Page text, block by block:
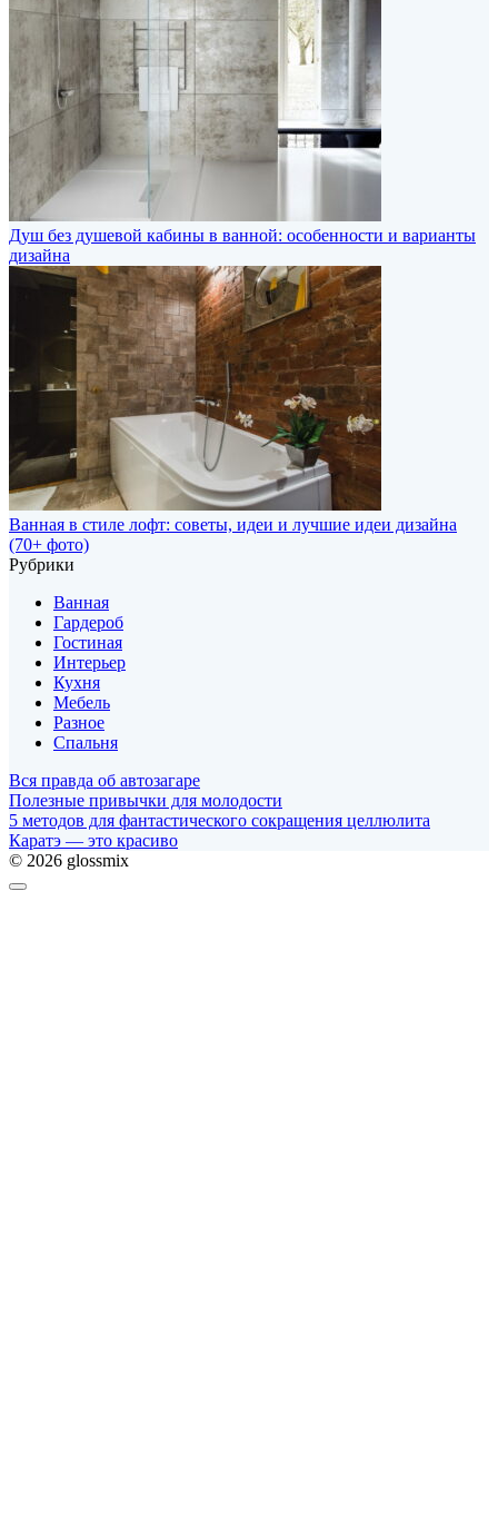
Душ без душевой кабины в ванной: особенности и варианты
дизайна
Ванная в стиле лофт: советы, идеи и лучшие идеи дизайна
(70+ фото)
Рубрики
Ванная
Гардероб
Гостиная
Интерьер
Кухня
Мебель
Разное
Спальня
Вся правда об автозагаре
Полезные привычки для молодости
5 методов для фантастического сокращения целлюлита
Каратэ — это красиво
© 2026 glossmix